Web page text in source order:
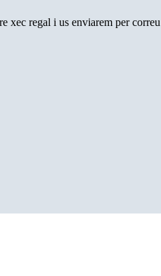
xec regal i us enviarem per